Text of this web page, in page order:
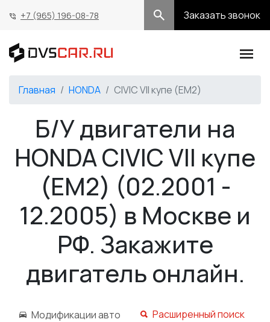
+7 (965) 196-08-78 Заказать звонок
Главная HONDA CIVIC VII купе (EM2)
Б/У двигатели на
HONDA CIVIC VII купе
(EM2) (02.2001 -
12.2005) в Москве и
РФ. Закажите
двигатель онлайн.
Модификации авто Расширенный поиск